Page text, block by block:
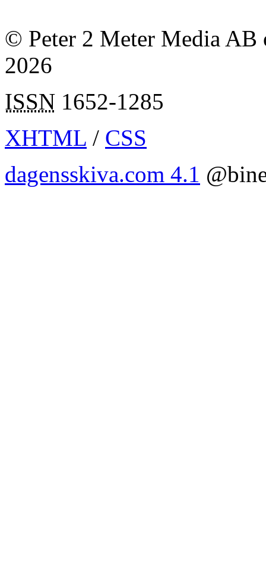
© Peter 2 Meter Media AB
2026
ISSN 1652-1285
XHTML / CSS
dagensskiva.com 4.1